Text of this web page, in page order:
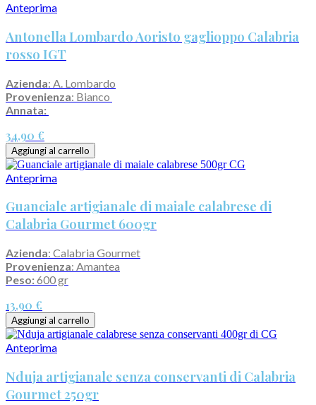
Anteprima
Antonella Lombardo Aoristo gaglioppo Calabria
rosso IGT
Azienda: A. Lombardo
Provenienza: Bianco
Annata:
34,90 €
Aggiungi al carrello
Anteprima
Guanciale artigianale di maiale calabrese di
Calabria Gourmet 600gr
Azienda: Calabria Gourmet
Provenienza: Amantea
Peso:600 gr
13,90 €
Aggiungi al carrello
Anteprima
Nduja artigianale senza conservanti di Calabria
Gourmet 250gr